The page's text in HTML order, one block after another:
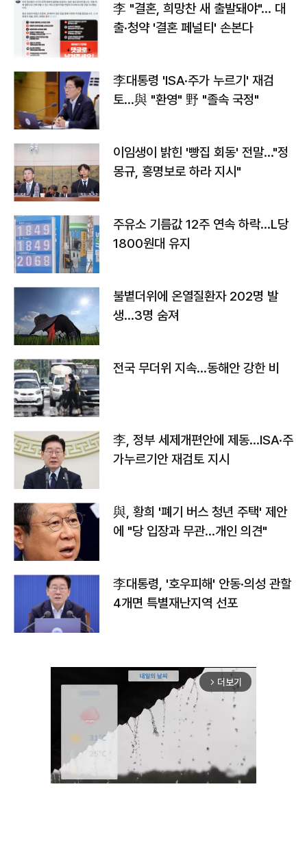
李 "결혼, 희망찬 새 출발돼야"… 대
출·청약 '결혼 페널티' 손본다
李대통령 'ISA·주가 누르기' 재검
토…與 "환영" 野 "졸속 국정"
이임생이 밝힌 '빵집 회동' 전말…"정
몽규, 홍명보로 하라 지시"
주유소 기름값 12주 연속 하락…L당
1800원대 유지
불볕더위에 온열질환자 202명 발
생…3명 숨져
전국 무더위 지속…동해안 강한 비
李, 정부 세제개편안에 제동…ISA·주
가누르기안 재검토 지시
與, 황희 '폐기 버스 청년 주택' 제안
에 "당 입장과 무관…개인 의견"
李대통령, '호우피해' 안동·의성 관할
4개면 특별재난지역 선포
arrow_forward_ios 더보기